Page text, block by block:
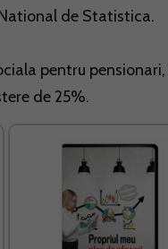
de Statistica.
pentru
de 25%.